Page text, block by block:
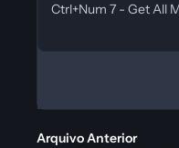
Ctrl+Num 7 - Get All
Arquivo Anterior